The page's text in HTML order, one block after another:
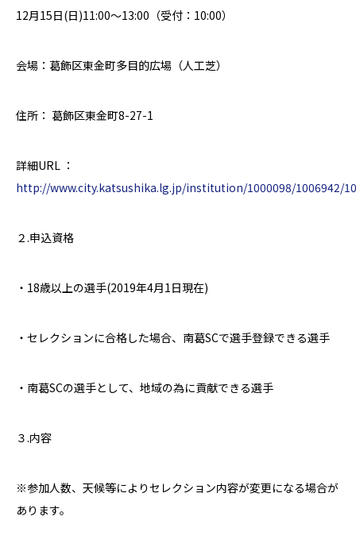
12月15日(日)11:00〜13:00 （受付： 10:00）
会場：葛飾区東金町多目的広場（人工芝）
住所： 葛飾区東金町8-27-1
詳細URL ：
http://www.city.katsushika.lg.jp/institution/1000098/1006942/
２.申込資格
・ 18歳以上の選手(2019年4月1日現在)
・セレクションに合格した場合、南葛SCで選手登録できる選手
・南葛SCの選手として、地域の為に貢献できる選手
３.内容
※参加人数、天候等によりセレクション内容が変更になる場合が
あります。